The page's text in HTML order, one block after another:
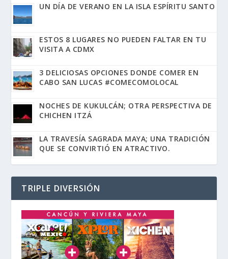
UN DÍA DE VERANO EN LA ISLA ESPÍRITU SANTO
ESTOS 8 LUGARES NO PUEDEN FALTAR EN TU
VISITA A CDMX
3 DELICIOSAS OPCIONES DONDE COMER EN
CABO SAN LUCAS #COMECOMOLOCAL
NOCHES DE KUKULCÁN; OTRA PERSPECTIVA DE
CHICHEN ITZÁ
LA TRAVESÍA SAGRADA MAYA; UNA TRADICIÓN
QUE SE CONVIRTIÓ EN ATRACTIVO.
TRIPLE DIVERSIÓN